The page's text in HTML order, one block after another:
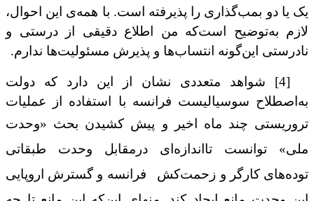
یک یا دو بمب‌گذاری را پذیرفته است. با همه‌ی این احوال،
لازم به‌توضیح است‌که من اطلاع دقیقی از درستی و
نادرستی این‌گونه انتساب‌ها و پذیرش مسئولیت‌ها ندارم.
[4] شواهد متعددی نشان از این دارد که دولت
به‌اصطلاح سوسیالیست فرانسه با استفاده از عملیات
تروریستی چند ماه اخیر و پیش کشیدن بحث «وحدت
ملی» توانست تااندازه‌ای درمقابل وحدت طبقاتی
توده‌های کارگر و زحمت‌کش فرانسه و گسترش اروپایی